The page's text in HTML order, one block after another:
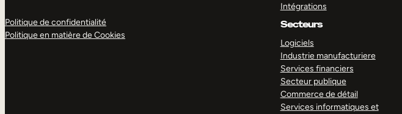
Politique de confidentialité
Politique en matière de Cookies
Intégrations
Secteurs
Logiciels
Industrie manufacturiere
Services financiers
Secteur publique
Commerce de détail
Services informatiques et